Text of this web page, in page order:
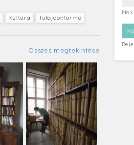
Kultúra Tulajdonforma
Összes megtekintése